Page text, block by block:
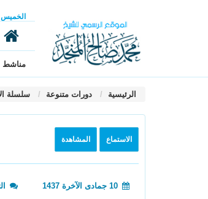
الخميس
مناشط
الرئيسية دورات متنوعة سلسلة
الاستماع المشاهدة